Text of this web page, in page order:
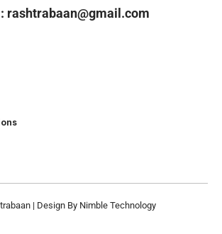
rashtrabaan@gmail.com
| Design By Nimble Technology